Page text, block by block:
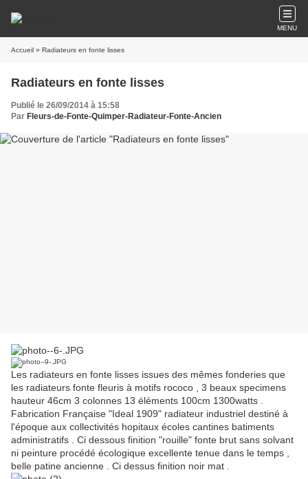
MENU
Accueil » Radiateurs en fonte lisses
Radiateurs en fonte lisses
Publié le 26/09/2014 à 15:58
Par Fleurs-de-Fonte-Quimper-Radiateur-Fonte-Ancien
Les radiateurs en fonte lisses issues des mêmes fonderies que
les radiateurs fonte fleuris à motifs rococo , 3 beaux specimens
hauteur 46cm 3 colonnes 13 éléments 100cm 1300watts .
Fabrication Française "Ideal 1909" radiateur industriel destiné à
l'époque aux collectivités hopitaux écoles cantines batiments
administratifs . Ci dessous finition "rouille" fonte brut sans solvant
ni peinture procédé écologique excellente tenue dans le temps ,
belle patine ancienne . Ci dessus finition noir mat .